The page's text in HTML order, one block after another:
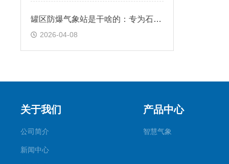
罐区防爆气象站是干啥的：专为石油、化工等易燃易爆环境设计的气象监测设备
2026-04-08
关于我们
公司简介
新闻中心
产品中心
智慧气象